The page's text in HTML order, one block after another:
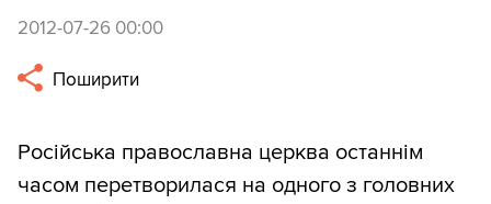
2012-07-26 00:00
Поширити
Російська православна церква останнім
часом перетворилася на одного з головних